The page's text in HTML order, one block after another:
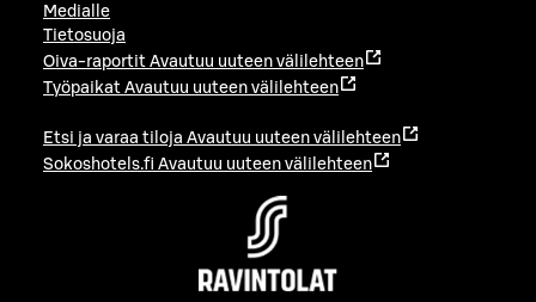
Medialle
Tietosuoja
Oiva-raportit Avautuu uuteen välilehteen
Työpaikat Avautuu uuteen välilehteen
Etsi ja varaa tiloja Avautuu uuteen välilehteen
Sokoshotels.fi Avautuu uuteen välilehteen